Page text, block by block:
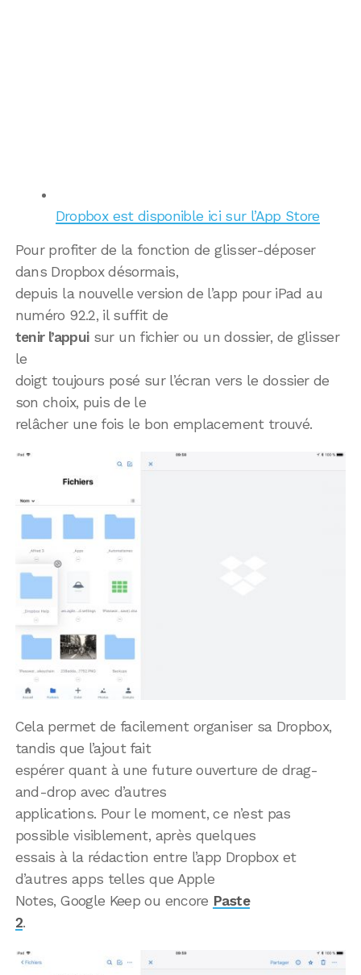
Dropbox est disponible ici sur l’App Store
Pour profiter de la fonction de glisser-déposer
dans Dropbox désormais,
depuis la nouvelle version de l’app pour iPad au
numéro 92.2, il suffit de
tenir l’appuisur un fichier ou un dossier, de glisser
le
doigt toujours posé sur l’écran vers le dossier de
son choix, puis de le
relâcher une fois le bon emplacement trouvé.
Cela permet de facilement organiser sa Dropbox,
tandis que l’ajout fait
espérer quant à une future ouverture de drag-
and-drop avec d’autres
applications. Pour le moment, ce n’est pas
possible visiblement, après quelques
essais à la rédaction entre l’app Dropbox et
d’autres apps telles que Apple
Notes, Google Keep ou encore Paste
2.